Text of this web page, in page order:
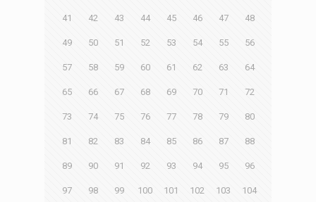
41 42 43 44 45 46 47 48
49 50 51 52 53 54 55 56
57 58 59 60 61 62 63 64
65 66 67 68 69 70 71 72
73 74 75 76 77 78 79 80
81 82 83 84 85 86 87 88
89 90 91 92 93 94 95 96
97 98 99 100 101 102 103 104